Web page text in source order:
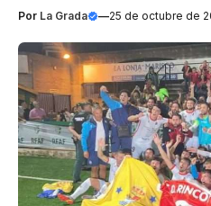
Por La Grada —25 de octubre de